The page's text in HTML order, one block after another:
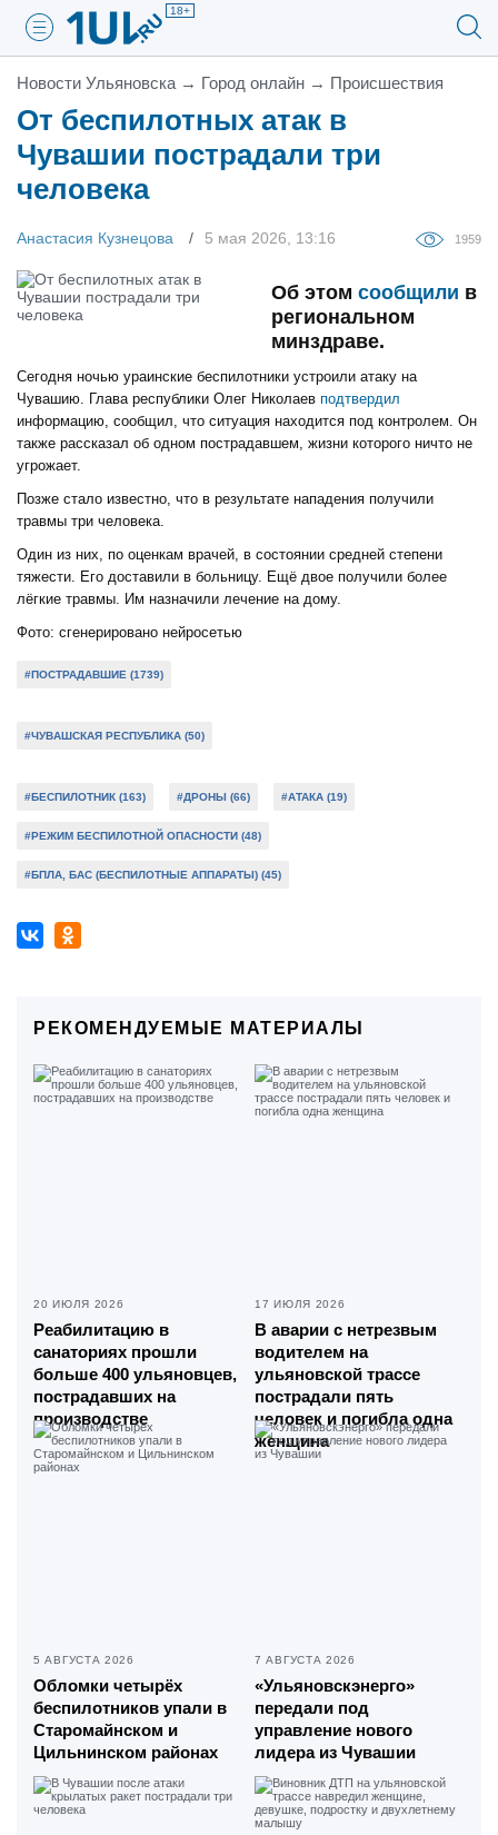
18+
Новости Ульяновска → Город онлайн → Проиcшествия
От беспилотных атак в
Чувашии пострадали три
человека
Анастасия Кузнецова 5 мая 2026, 13:16 1959
Об этом сообщили в
региональном
минздраве.
Сегодня ночью ураинские беспилотники устроили атаку на
Чувашию. Глава республики Олег Николаев подтвердил
информацию, сообщил, что ситуация находится под контролем. Он
также рассказал об одном пострадавшем, жизни которого ничто не
угрожает.
Позже стало известно, что в результате нападения получили
травмы три человека.
Один из них, по оценкам врачей, в состоянии средней степени
тяжести. Его доставили в больницу. Ещё двое получили более
лёгкие травмы. Им назначили лечение на дому.
Фото: сгенерировано нейросетью
#ПОСТРАДАВШИЕ (1739)
#ЧУВАШСКАЯ РЕСПУБЛИКА (50)
#БЕСПИЛОТНИК (163) #ДРОНЫ (66) #АТАКА (19)
#РЕЖИМ БЕСПИЛОТНОЙ ОПАСНОСТИ (48)
#БПЛА, БАС (БЕСПИЛОТНЫЕ АППАРАТЫ) (45)
РЕКОМЕНДУЕМЫЕ МАТЕРИАЛЫ
20 ИЮЛЯ 2026
Реабилитацию в
санаториях прошли
больше 400 ульяновцев,
пострадавших на
производстве
17 ИЮЛЯ 2026
В аварии с нетрезвым
водителем на
ульяновской трассе
пострадали пять
человек и погибла одна
женщина
5 АВГУСТА 2026
Обломки четырёх
беспилотников упали в
Старомайнском и
Цильнинском районах
7 АВГУСТА 2026
«Ульяновскэнерго»
передали под
управление нового
лидера из Чувашии